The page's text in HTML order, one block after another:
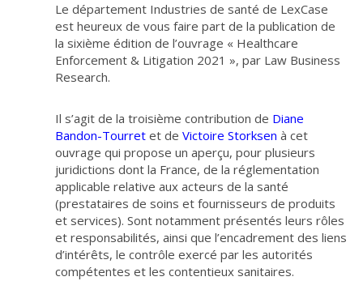
Le département Industries de santé de LexCase
est heureux de vous faire part de la publication de
la sixième édition de l’ouvrage « Healthcare
Enforcement & Litigation 2021 », par Law Business
Research.
Il s’agit de la troisième contribution de Diane
Bandon-Tourret et de Victoire Storksen à cet
ouvrage qui propose un aperçu, pour plusieurs
juridictions dont la France, de la réglementation
applicable relative aux acteurs de la santé
(prestataires de soins et fournisseurs de produits
et services). Sont notamment présentés leurs rôles
et responsabilités, ainsi que l’encadrement des liens
d’intérêts, le contrôle exercé par les autorités
compétentes et les contentieux sanitaires.